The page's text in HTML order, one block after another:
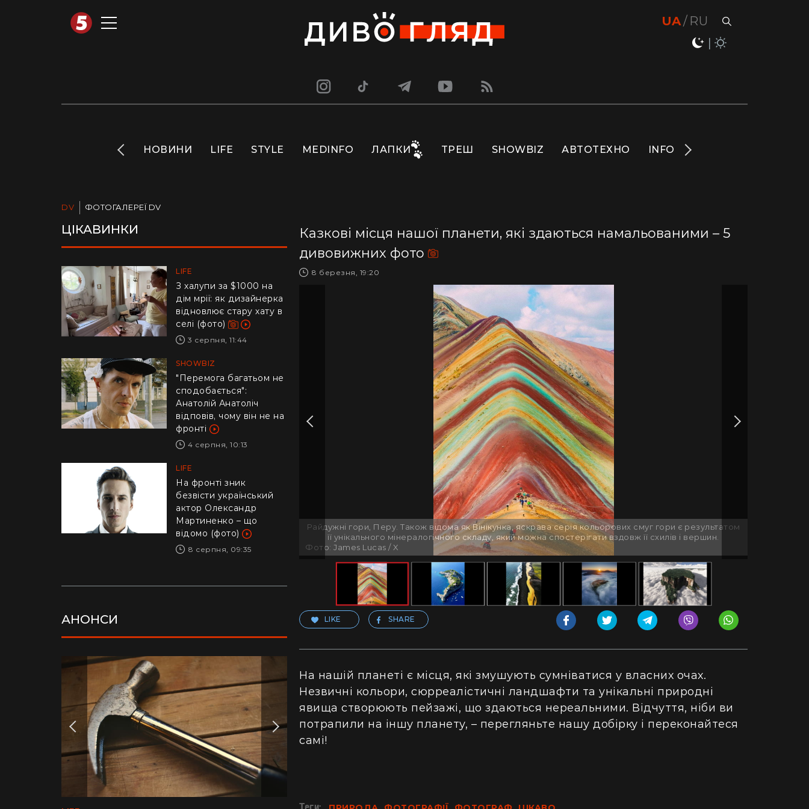
UA RU
INFO НОВИНИ LIFE STYLE MEDINFO ЛАПКИ ТРЕШ SHOWBIZ АВТОТЕХНО INFO
DV ФОТОГАЛЕРЕЇ DV
ЦІКАВИНКИ
LIFE
З халупи за $1000 на
дім мрії: як дизайнерка
відновлює стару хату в
селі (фото)
3 серпня, 11:44
SHOWBIZ
"Перемога багатьом не
сподобається":
Анатолій Анатоліч
відповів, чому він не на
фронті
4 серпня, 10:13
LIFE
На фронті зник
безвісти український
актор Олександр
Мартиненко – що
відомо (фото)
8 серпня, 09:35
АНОНСИ
Казкові місця нашої планети, які здаються намальованими – 5
дивовижних фото
8 березня, 19:20
Райдужні гори, Перу. Також відома як Вінікунка, яскрава серія кольорових смуг гори є результатом
її унікального мінералогічного складу, який можна спостерігати вздовж її схилів і вершин.
Фото: James Lucas / X
річка, пляж з чорним піском і океан...
кадрі об’єктива Франческо
Фото: James Lucas / X
LIKE SHARE
На нашій планеті є місця, які змушують сумніватися у власних очах.
Незвичні кольори, сюрреалістичні ландшафти та унікальні природні
явища створюють пейзажі, що здаються нереальними. Відчуття, ніби ви
потрапили на іншу планету, – перегляньте нашу добірку і переконайтеся
самі!